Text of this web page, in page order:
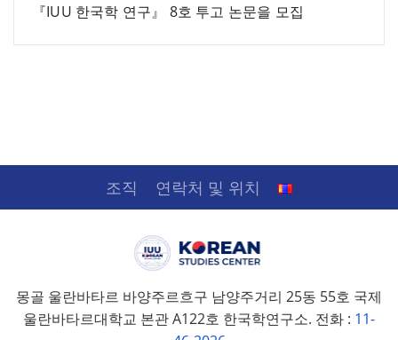
『IUU 한국학 연구』 8호 투고 논문을 모집
조직 연락처 및 위치
몽골 울란바타르 바양주르흐구 남양주거리 25동 55호 국제
울란바타르대학교 본관 A122호 한국학연구소. 전화 : 11-